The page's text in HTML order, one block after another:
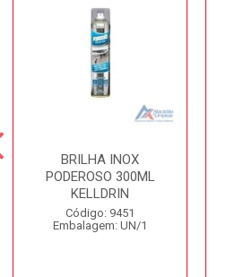
BRILHA INOX
PODEROSO 300ML
KELLDRIN
Código: 9451
Embalagem: UN/1